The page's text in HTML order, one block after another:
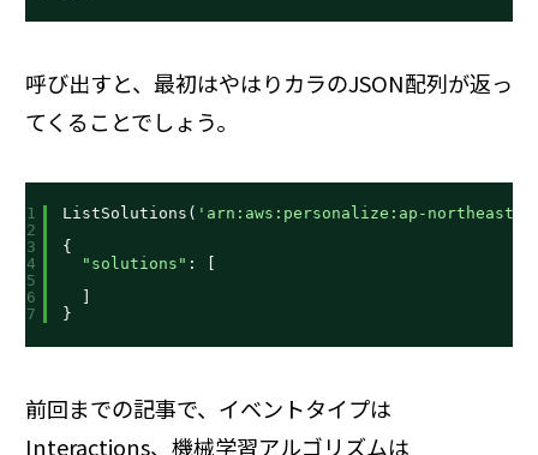
呼び出すと、最初はやはりカラのJSON配列が返っ
てくることでしょう。
1
2
3
4
5
6
7
ListSolutions( 'arn:aws:personalize:ap-northeast-
{
"solutions" : [
}
前回までの記事で、イベントタイプは
Interactions、機械学習アルゴリズムは